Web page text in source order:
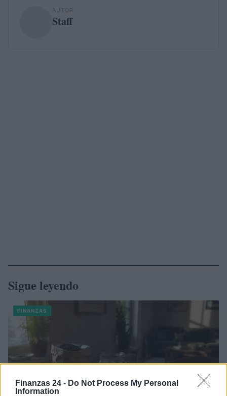
Finanzas 24 - Do Not Process My Personal
Information
AUTOR
Staff
Sigue leyendo
FINANZAS